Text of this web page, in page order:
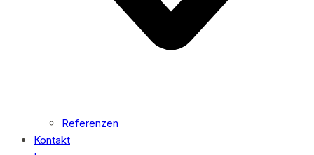
Referenzen
Kontakt